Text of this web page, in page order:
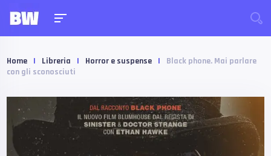
Home | Libreria | Horror e suspense |
Black phone. Mai parlare
con gli sconosciuti